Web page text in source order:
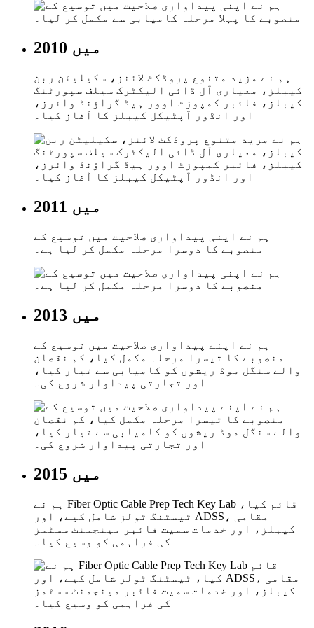
2010 میں
ہم نے مزید متنوع پروڈکٹ لائنز، سکیلیٹن ربن
کیبلز، معیاری آل ڈائی الیکٹرک سیلف سپورٹنگ
کیبلز، فائبر کمپوزٹ اوور ہیڈ گراؤنڈ وائرز،
اور انڈور آپٹیکل کیبلز کا آغاز کیا۔
2011 میں
ہم نے اپنی پیداواری صلاحیت میں توسیع کے
منصوبے کا دوسرا مرحلہ مکمل کر لیا ہے۔
2013 میں
ہم نے اپنے پیداواری صلاحیت میں توسیع کے
منصوبے کا تیسرا مرحلہ مکمل کیا، کم نقصان
والے سنگل موڈ ریشوں کو کامیابی سے تیار کیا،
اور تجارتی پیداوار شروع کی۔
2015 میں
ہم نے Fiber Optic Cable Prep Tech Key Lab قائم کیا،
ٹیسٹنگ ٹولز شامل کیے، اور ADSS، مقامی
کیبلز، اور خدمات سمیت فائبر مینجمنٹ سسٹمز
کی فراہمی کو وسیع کیا۔